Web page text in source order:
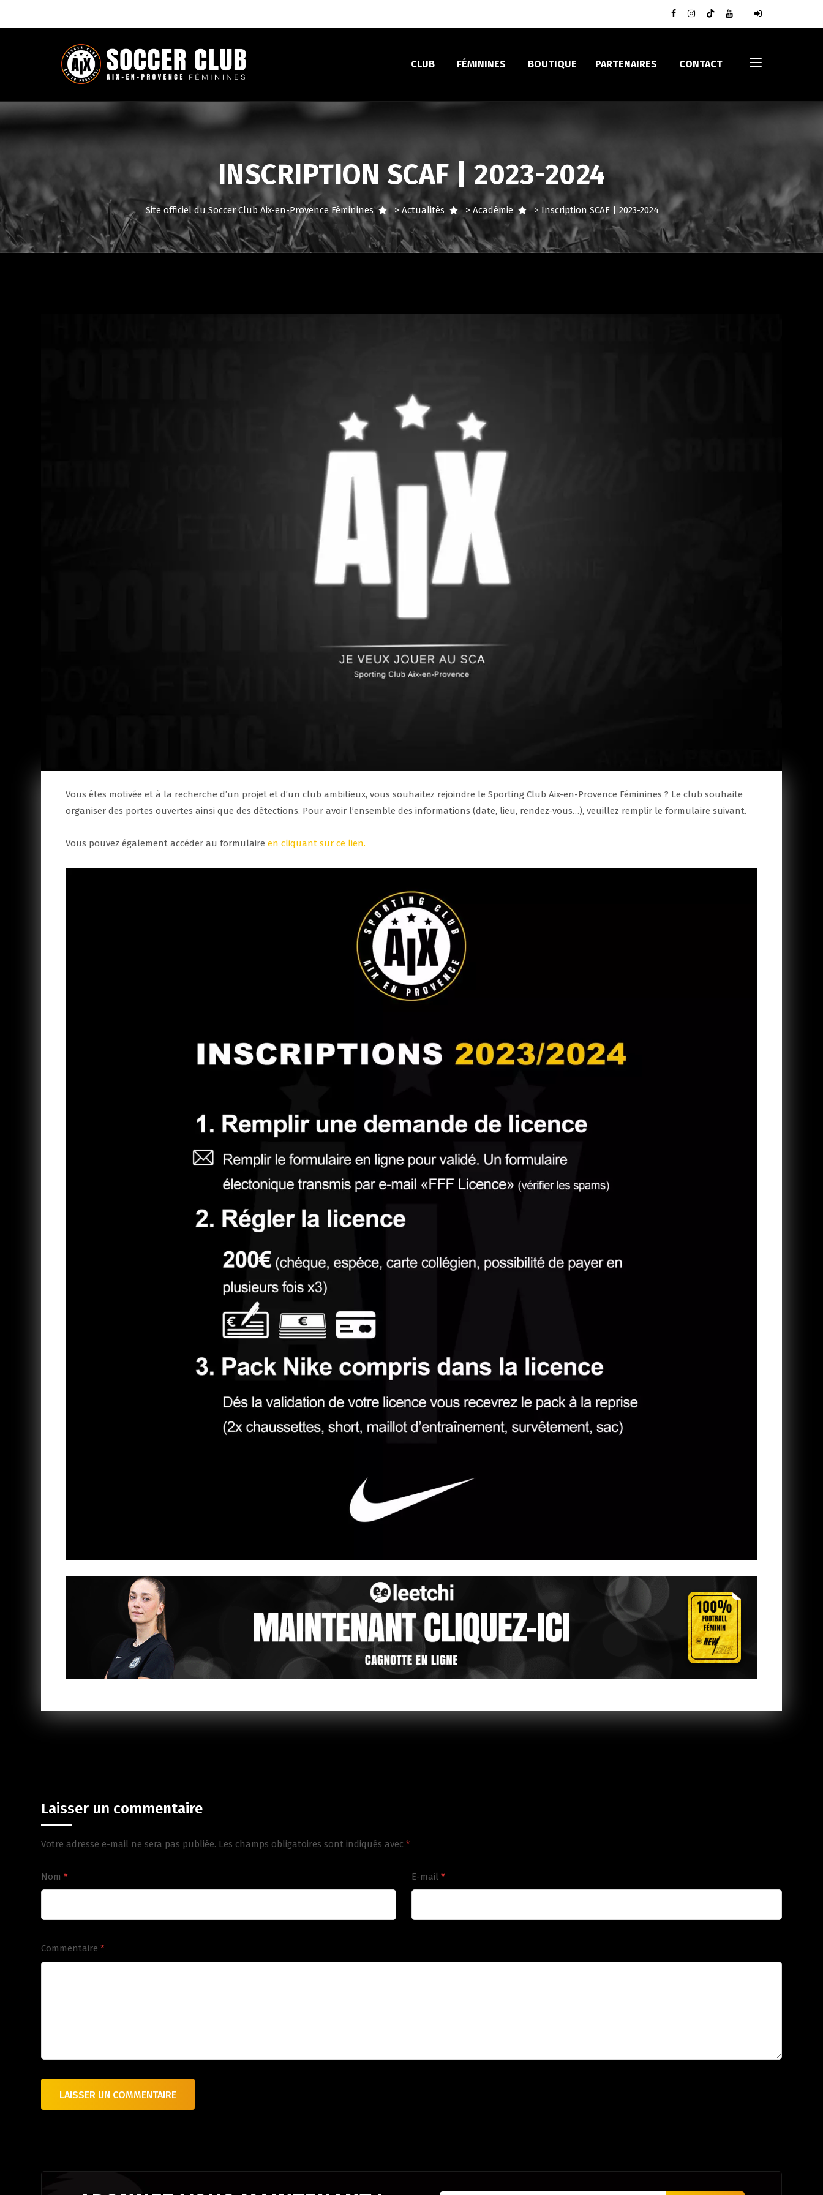
CLUB FÉMININES BOUTIQUE PARTENAIRES CONTACT
INSCRIPTION SCAF | 2023-2024
Site officiel du Soccer Club Aix-en-Provence Féminines >Actualités > Académie > Inscription SCAF | 2023-2024
Vous êtes motivée et à la recherche d’un projet et d’un club ambitieux, vous souhaitez rejoindre le Sporting Club Aix-en-Provence Féminines ? Le club souhaite
organiser des portes ouvertes ainsi que des détections. Pour avoir l’ensemble des informations (date, lieu, rendez-vous…), veuillez remplir le formulaire suivant.
Vous pouvez également accéder au formulaire en cliquant sur ce lien.
Laisser un commentaire
Votre adresse e-mail ne sera pas publiée. Les champs obligatoires sont indiqués avec *
Nom * E-mail *
Commentaire *